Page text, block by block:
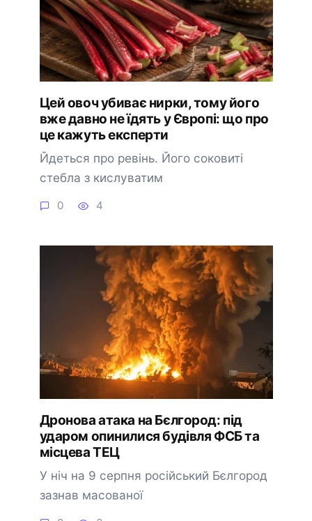
Цей овоч убиває нирки, тому його
вже давно не їдять у Європі: що про
це кажуть експерти
Йдеться про ревінь. Його соковиті
стебла з кислуватим
0 4
Дронова атака на Бєлгород: під
ударом опинилися будівля ФСБ та
місцева ТЕЦ
У ніч на 9 серпня російський Бєлгород
зазнав масованої